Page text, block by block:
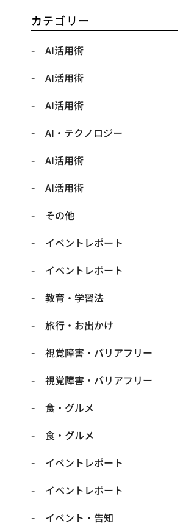
カテゴリー
AI活用術
AI活用術
AI活用術
​AI・テクノロジー
​AI活用術
​AI活用術
​その他
​イベントレポート
​イベントレポート
​教育・学習法
​旅行・お出かけ
​視覚障害・バリアフリー
​視覚障害・バリアフリー
​食・グルメ
​食・グルメ
イベントレポート
イベントレポート
イベント・告知